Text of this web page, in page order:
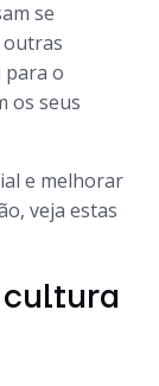
se
outras
para o
os seus
e melhorar
veja estas
cultura